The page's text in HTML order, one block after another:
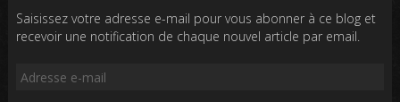
Saisissez votre adresse e-mail pour vous abonner à ce blog et
recevoir une notification de chaque nouvel article par email.
Adresse